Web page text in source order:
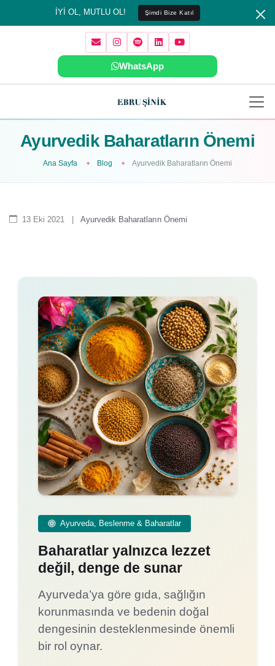
İYİ OL, MUTLU OL! Şimdi Bize Katıl
WhatsApp
Ayurvedik Baharatların Önemi
Ana Sayfa Blog Ayurvedik Baharatların Önemi
13 Eki 2021 Ayurvedik Baharatların Önemi
Ayurveda, Beslenme & Baharatlar
Baharatlar yalnızca lezzet
değil, denge de sunar
Ayurveda’ya göre gıda, sağlığın
korunmasında ve bedenin doğal
dengesinin desteklenmesinde önemli
bir rol oynar.